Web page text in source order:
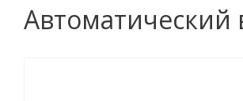
Автоматический